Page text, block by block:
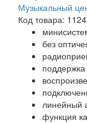
Музыкальный
Код товара:
без
линейный
функция